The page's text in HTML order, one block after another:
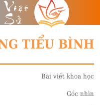
Việt
Sử
TIỂU BÌNH
Bài viết khoa học
Góc nhìn